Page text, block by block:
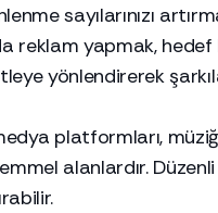
sayılarınızı
reklam yapmak, hedef
yönlendirerek
platformları,
alanlardır.